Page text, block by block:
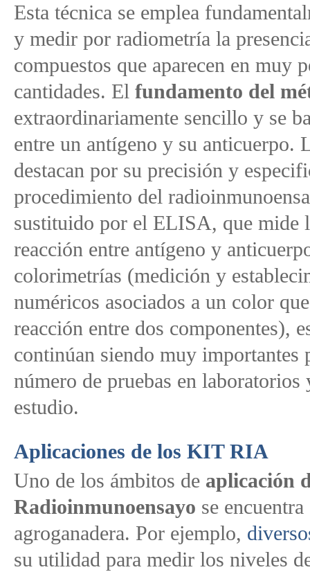
Esta técnica se emplea
y medir por radiometría la
compuestos que aparecen en muy
cantidades. El fundamento del
extraordinariamente sencillo y se
entre un antígeno y su anticuerpo.
destacan por su precisión y
procedimiento del
sustituido por el ELISA, que mide
reacción entre antígeno y
colorimetrías (medición y
numéricos asociados a un color
reacción entre dos componentes),
continúan siendo muy importantes
número de pruebas en laboratorios
estudio.
Aplicaciones de los KIT RIA
Uno de los ámbitos de aplicación
Radioinmunoensayo se
agroganadera. Por ejemplo,
su utilidad para medir los niveles